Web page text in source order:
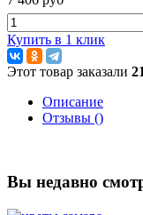
Купить в 1 клик
Этот товар заказали 21
Описание
Отзывы ()
Вы недавно